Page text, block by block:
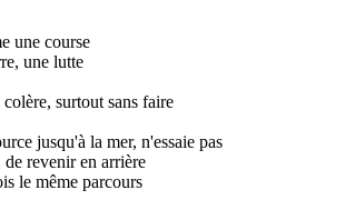
une course
une lutte
surtout sans faire
jusqu'à la mer, n'essaie pas
revenir en arrière
le même parcours